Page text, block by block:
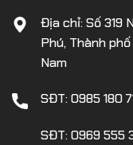
Địa chỉ: Số 319
Phú, Thành
Nam
SĐT: 0985 180
SĐT: 0969 555